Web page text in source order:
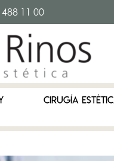
11 00
CIRUGÍA